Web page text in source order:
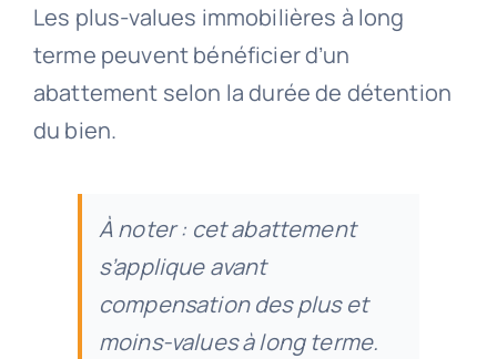
Les plus-values immobilières à long
terme peuvent bénéficier d’un
abattement selon la durée de détention
du bien.
À noter : cet abattement
s’applique avant
compensation des plus et
moins-values à long terme.